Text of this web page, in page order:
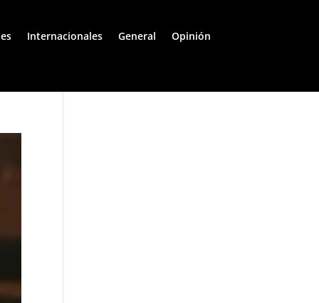
Internacionales General Opinión